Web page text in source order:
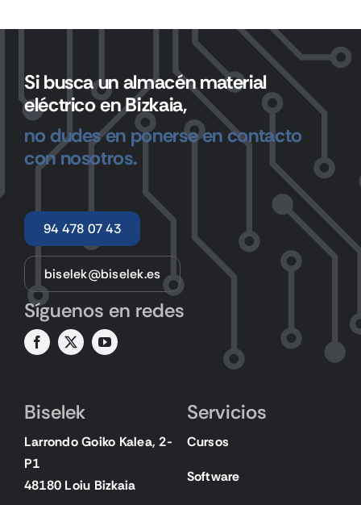
Si busca un almacén material
eléctrico en Bizkaia,
no dudes en ponerse en contacto
con nosotros.
94 478 07 43
biselek@biselek.es
Síguenos en redes
Biselek
Larrondo Goiko Kalea, 2-
P1
48180 Loiu Bizkaia
Servicios
Cursos
Software